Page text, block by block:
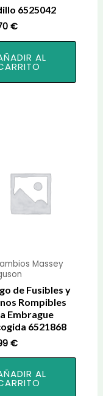
6525042
€
AL
Massey
de Fusibles y
Rompibles
Embrague
6521868
€
AL